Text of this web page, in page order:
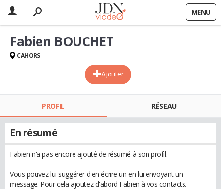
MENU
Ajouter
Fabien BOUCHET
CAHORS
PROFIL RÉSEAU
En résumé
Fabien n'a pas encore ajouté de résumé à son profil.
Vous pouvez lui suggérer d'en écrire un en lui envoyant un
message. Pour cela ajoutez d'abord Fabien à vos contacts.